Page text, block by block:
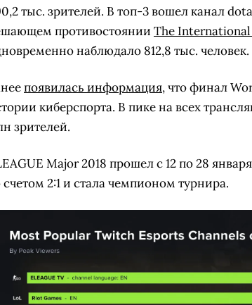
тыс. зрителей. В топ-3 вошел канал
противостоянии The International
наблюдало 812,8 тыс. человек.
появилась информация, что финал
киберспорта. В пике на всех
зрителей.
Major 2018 прошел с 12 по 28
счетом 2:1 и стала чемпионом турнира.